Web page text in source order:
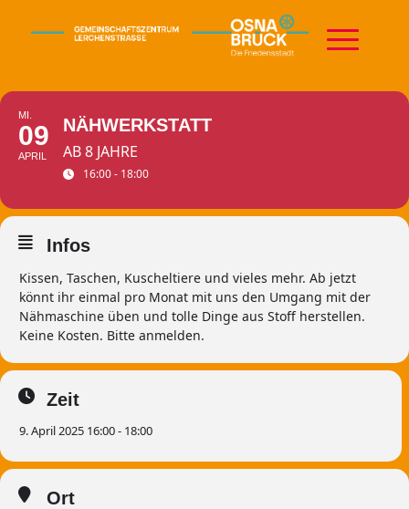
MI.
09
APRIL
NÄHWERKSTATT
AB 8 JAHRE
16:00 - 18:00
Infos
Kissen, Taschen, Kuscheltiere und vieles mehr. Ab jetzt
könnt ihr einmal pro Monat mit uns den Umgang mit der
Nähmaschine üben und tolle Dinge aus Stoff herstellen.
Keine Kosten. Bitte anmelden.
Zeit
9. April 2025 16:00 - 18:00
Ort